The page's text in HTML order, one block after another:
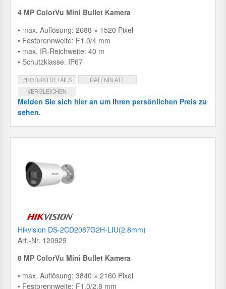
4 MP ColorVu Mini Bullet Kamera
• max. Auflösung: 2688 × 1520 Pixel
• Festbrennweite: F1.0/4 mm
• max. IR-Reichweite: 40 m
• Schutzklasse: IP67
PRODUKTDETAILS
DATENBLATT
VERGLEICHEN
Melden Sie sich hier an um Ihren persönlichen Preis zu
sehen.
Hikvision DS-2CD2087G2H-LIU(2.8mm)
Art.-Nr. 120929
8 MP ColorVu Mini Bullet Kamera
• max. Auflösung: 3840 × 2160 Pixel
• Festbrennweite: F1.0/2.8 mm